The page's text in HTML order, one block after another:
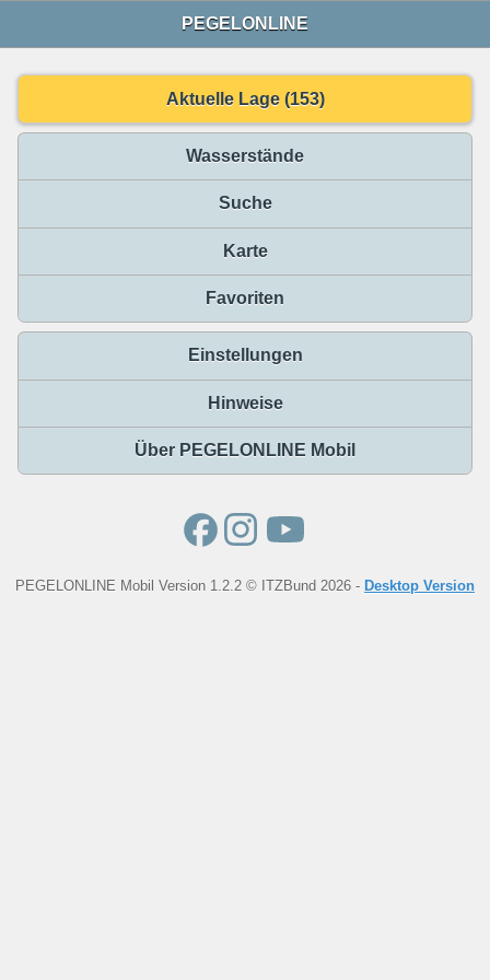
PEGELONLINE
Aktuelle Lage (153)
Wasserstände
Suche
Karte
Favoriten
Einstellungen
Hinweise
Über PEGELONLINE Mobil
PEGELONLINE Mobil Version 1.2.2 © ITZBund 2026 - Desktop Version